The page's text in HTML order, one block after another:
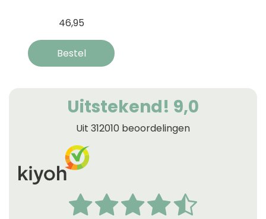
46,95
Bestel
Uitstekend! 9,0
Uit 312010 beoordelingen